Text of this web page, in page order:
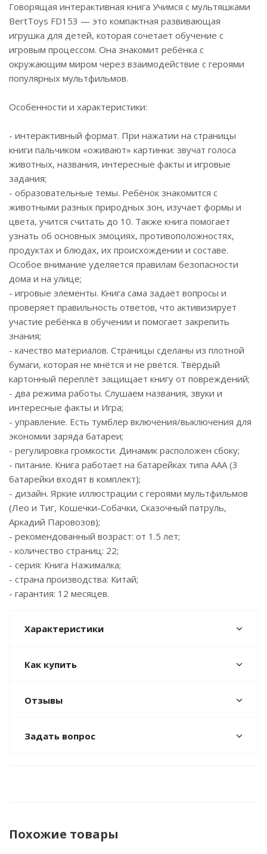
Говорящая интерактивная книга Учимся с мультяшками
BertToys FD153 — это компактная развивающая
игрушка для детей, которая сочетает обучение с
игровым процессом. Она знакомит ребёнка с
окружающим миром через взаимодействие с героями
популярных мультфильмов.
Особенности и характеристики:
- интерактивный формат. При нажатии на страницы
книги пальчиком «оживают» картинки: звучат голоса
животных, названия, интересные факты и игровые
задания;
- образовательные темы. Ребёнок знакомится с
животными разных природных зон, изучает формы и
цвета, учится считать до 10. Также книга помогает
узнать об основных эмоциях, противоположностях,
продуктах и блюдах, их происхождении и составе.
Особое внимание уделяется правилам безопасности
дома и на улице;
- игровые элементы. Книга сама задаёт вопросы и
проверяет правильность ответов, что активизирует
участие ребёнка в обучении и помогает закрепить
знания;
- качество материалов. Страницы сделаны из плотной
бумаги, которая не мнётся и не рвётся. Твёрдый
картонный переплёт защищает книгу от повреждений;
- два режима работы. Слушаем названия, звуки и
интересные факты и Игра;
- управление. Есть тумблер включения/выключения для
экономии заряда батареи;
- регулировка громкости. Динамик расположен сбоку;
- питание. Книга работает на батарейках типа ААА (3
батарейки входят в комплект);
- дизайн. Яркие иллюстрации с героями мультфильмов
(Лео и Тиг, Кошечки-Собачки, Сказочный патруль,
Аркадий Паровозов);
- рекомендованный возраст: от 1.5 лет;
- количество страниц: 22;
- серия: Книга Нажималка;
- страна производства: Китай;
- гарантия: 12 месяцев.
Характеристики
Как купить
Отзывы
Задать вопрос
Похожие товары